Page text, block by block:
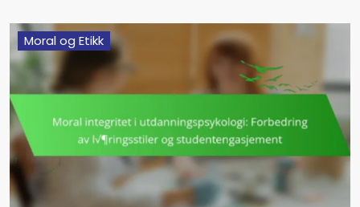
Moral og Etikk